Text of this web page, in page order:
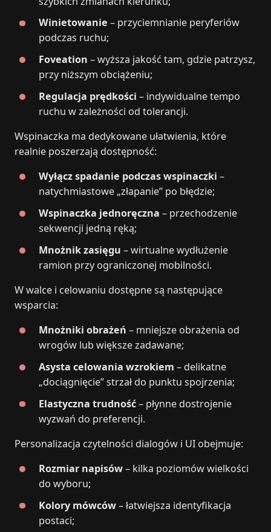
Winietowanie – przyciemnianie peryferiów
podczas ruchu;
Foveation – wyższa jakość tam, gdzie patrzysz,
przy niższym obciążeniu;
Regulacja prędkości – indywidualne tempo
ruchu w zależności od tolerancji.
Wspinaczka ma dedykowane ułatwienia, które
realnie poszerzają dostępność:
Wyłącz spadanie podczas wspinaczki –
natychmiastowe „złapanie” po błędzie;
Wspinaczka jednoręczna – przechodzenie
sekwencji jedną ręką;
Mnożnik zasięgu – wirtualne wydłużenie
ramion przy ograniczonej mobilności.
W walce i celowaniu dostępne są następujące
wsparcia:
Mnożniki obrażeń – mniejsze obrażenia od
wrogów lub większe zadawane;
Asysta celowania wzrokiem – delikatne
„dociągnięcie” strzał do punktu spojrzenia;
Elastyczna trudność– płynne dostrojenie
wyzwań do preferencji.
Personalizacja czytelności dialogów i UI obejmuje:
Rozmiar napisów– kilka poziomów wielkości
do wyboru;
Kolory mówców– łatwiejsza identyfikacja
postaci;